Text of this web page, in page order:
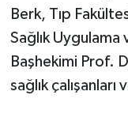
Berk, Tıp
Sağlık Uygulama
Başhekimi Prof.
sağlık